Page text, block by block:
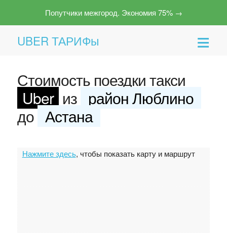
Попутчики межгород. Экономия 75% →
UBER ТАРИФы
Стоимость поездки такси
Uber из район Люблино
до Астана
Нажмите здесь, чтобы показать карту и маршрут